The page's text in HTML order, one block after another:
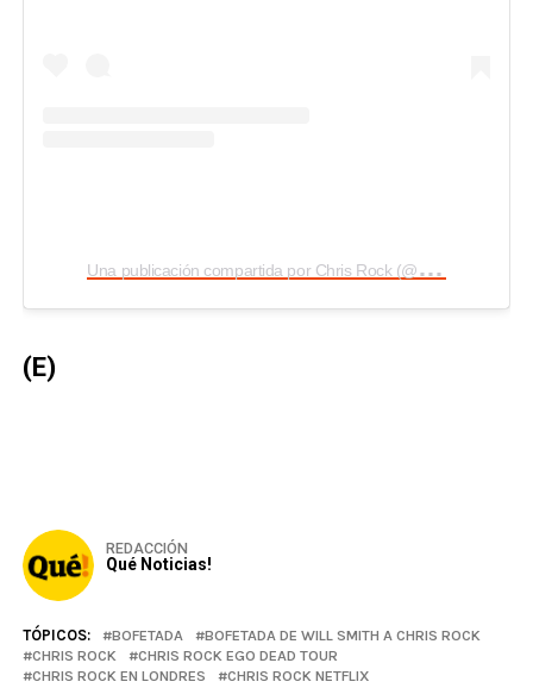
U
na publicación compartida por Chris Rock (@chrisrock)
(E)
REDACCIÓN
Qué Noticias!
TÓPICOS: BOFETADA
BOFETADA DE WILL SMITH A CHRIS ROCK
CHRIS ROCK
CHRIS ROCK EGO DEAD TOUR
CHRIS ROCK EN LONDRES
CHRIS ROCK NETFLIX